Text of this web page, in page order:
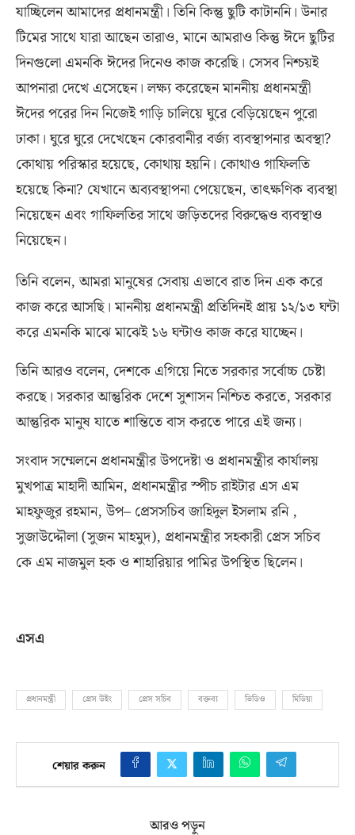
যাচ্ছিলেন আমাদের প্রধানমন্ত্রী। তিনি কিন্তু ছুটি কাটাননি। উনার
টিমের সাথে যারা আছেন তারাও,মানে আমরাও কিন্তু ঈদে ছুটির
দিনগুলো এমনকি ঈদের দিনেও কাজ করেছি। সেসব নিশ্চয়ই
আপনারা দেখে এসেছেন। লক্ষ্য করেছেন মাননীয় প্রধানমন্ত্রী
ঈদের পরের দিন নিজেই গাড়ি চালিয়ে ঘুরে বেড়িয়েছেন পুরো
ঢাকা। ঘুরে ঘুরে দেখেছেন কোরবানীর বর্জ্য ব্যবস্থাপনার অবস্থা?
কোথায় পরিস্কার হয়েছে, কোথায় হয়নি। কোথাও গাফিলতি
হয়েছে কিনা? যেখানে অব্যবস্থাপনা পেয়েছেন,তাৎক্ষণিক ব্যবস্থা
নিয়েছেন এবং গাফিলতির সাথে জড়িতদের বিরুদ্ধেও ব্যবস্থাও
নিয়েছেন।
তিনি বলেন,আমরা মানুষের সেবায় এভাবে রাত দিন এক করে
কাজ করে আসছি। মাননীয় প্রধানমন্ত্রী প্রতিদিনই প্রায় ১২/১৩ ঘন্টা
করে এমনকি মাঝে মাঝেই ১৬ ঘন্টাও কাজ করে যাচ্ছেন।
তিনি আরও বলেন, দেশকে এগিয়ে নিতে সরকার সর্বোচ্চ চেষ্টা
করছে। সরকার আন্তুরিক দেশে সুশাসন নিশ্চিত করতে,সরকার
আন্তুরিক মানুষ যাতে শান্তিতে বাস করতে পারে এই জন্য।
সংবাদ সম্মেলনে প্রধানমন্ত্রীর উপদেষ্টা ও প্রধানমন্ত্রীর কার্যালয়
মুখপাত্র মাহাদী আমিন, প্রধানমন্ত্রীর স্পীচ রাইটার এস এম
মাহফুজুর রহমান,উপ– প্রেসসচিব জাহিদুল ইসলাম রনি,
সুজাউদ্দৌলা(সুজন মাহমুদ), প্রধানমন্ত্রীর সহকারী প্রেস সচিব
কে এম নাজমুল হক ও শাহারিয়ার পামির উপস্থিত ছিলেন।
এসএ
প্রধানমন্ত্রী প্রেস উইং প্রেস সচিব বক্তব্য ভিডিও মিডিয়া
শেয়ার করুন
আরও পড়ুন